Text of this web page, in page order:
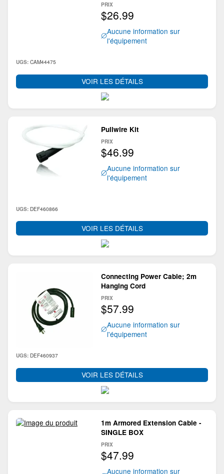
Aucune information sur
l'équipement
PRIX
$26.99
UGS: CAM44475
VOIR LES DÉTAILS
Pullwire Kit
Aucune information sur
l'équipement
PRIX
$46.99
UGS: DEF460866
VOIR LES DÉTAILS
Connecting Power Cable; 2m
Hanging Cord
Aucune information sur
l'équipement
PRIX
$57.99
UGS: DEF460937
VOIR LES DÉTAILS
1m Armored Extension Cable -
SINGLE BOX
Aucune information sur
PRIX
$47.99